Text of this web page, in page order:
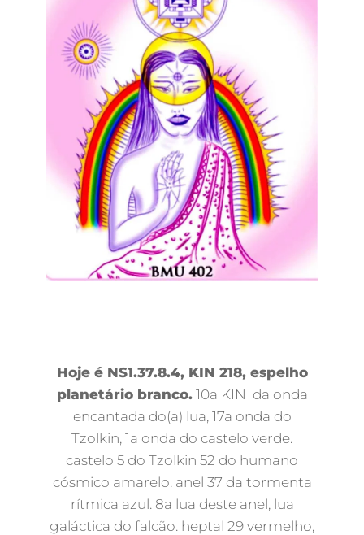
Hoje é NS1.37.8.4, KIN 218, espelho
planetário branco.10a KIN da onda
encantada do(a) lua, 17a onda do
Tzolkin, 1a onda do castelo verde.
castelo 5 do Tzolkin 52 do humano
cósmico amarelo. anel 37 da tormenta
rítmica azul. 8a lua deste anel, lua
galáctica do falcão. heptal 29 vermelho,